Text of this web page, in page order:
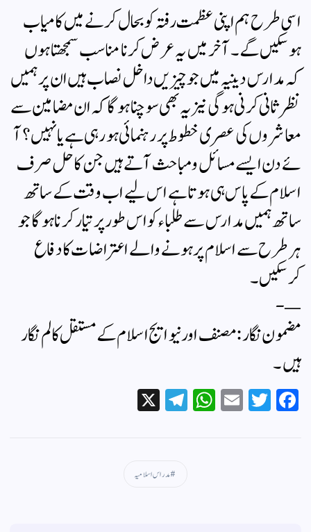
اسی طرح ہم اپنی عظمت رفتہ کو بحال کرنے میں کامیاب
ہوسکیں گے۔ آ خر میں یہ عرض کرنا مناسب سمجھتا ہوں
کہ مدارس دینیہ میں جو چیزیں داخل نصاب ہیں ان پر ہمیں
نظر ثانی کرنی ہوگی نیز یہ بھی سوچنا ہوگا کہ ان مضامین سے
معاشروں کی عصری خطوط پر رہنمائی ہورہی ہے یا نہیں؟ آ
ئے دن ایسے مسائل و مباحث آ تے ہیں جن کا حل صرف
اسلام کے پاس ہی ہوتا ہے اس لیے اب وقت کے ساتھ
ساتھ ہمیں مدارس سے طلباء کو اس طور پر تیار کرنا ہوگا جو
ہر طرح سے اسلام پر ہونے والے اعتراضات کا دفاع
کرسکیں ۔
—-
مضمون نگار : مصنف اور نیو ایج اسلام کے مستقل کالم نگار
ہیں ۔
Fa
ce
T
wi
E
m
W
ha
Te
le
a
m
مدراس اسلامیہ